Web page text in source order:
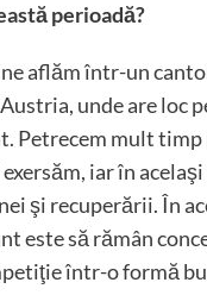
perioadă?
aflăm într-un
unde are loc
Petrecem mult timp
iar în
şi recuperării. În
este să rămân
într-o formă